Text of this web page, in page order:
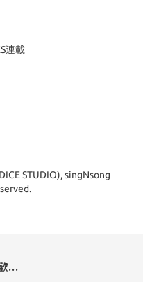
連載
STUDIO), singNsong
...